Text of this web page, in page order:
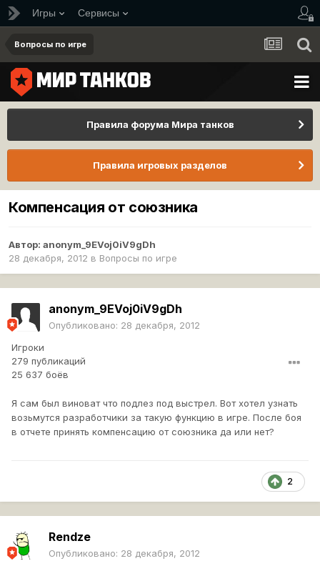
Игры Сервисы
Вопросы по игре
Правила форума Мира танков
Правила игровых разделов
Компенсация от союзника
Автор: anonym_9EVoj0iV9gDh
28 декабря, 2012 в Вопросы по игре
anonym_9EVoj0iV9gDh
Опубликовано: 28 декабря, 2012
Игроки
279 публикаций
25 637 боёв
Я сам был виноват что подлез под выстрел. Вот хотел узнать
возьмутся разработчики за такую функцию в игре. После боя
в отчете принять компенсацию от союзника да или нет?
2
Rendze
Опубликовано: 28 декабря, 2012